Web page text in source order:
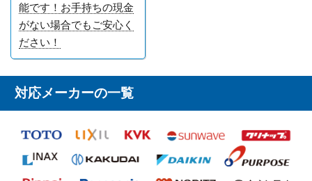
能です！お手持ちの現金
がない場合でもご安心く
ださい！
対応メーカーの一覧